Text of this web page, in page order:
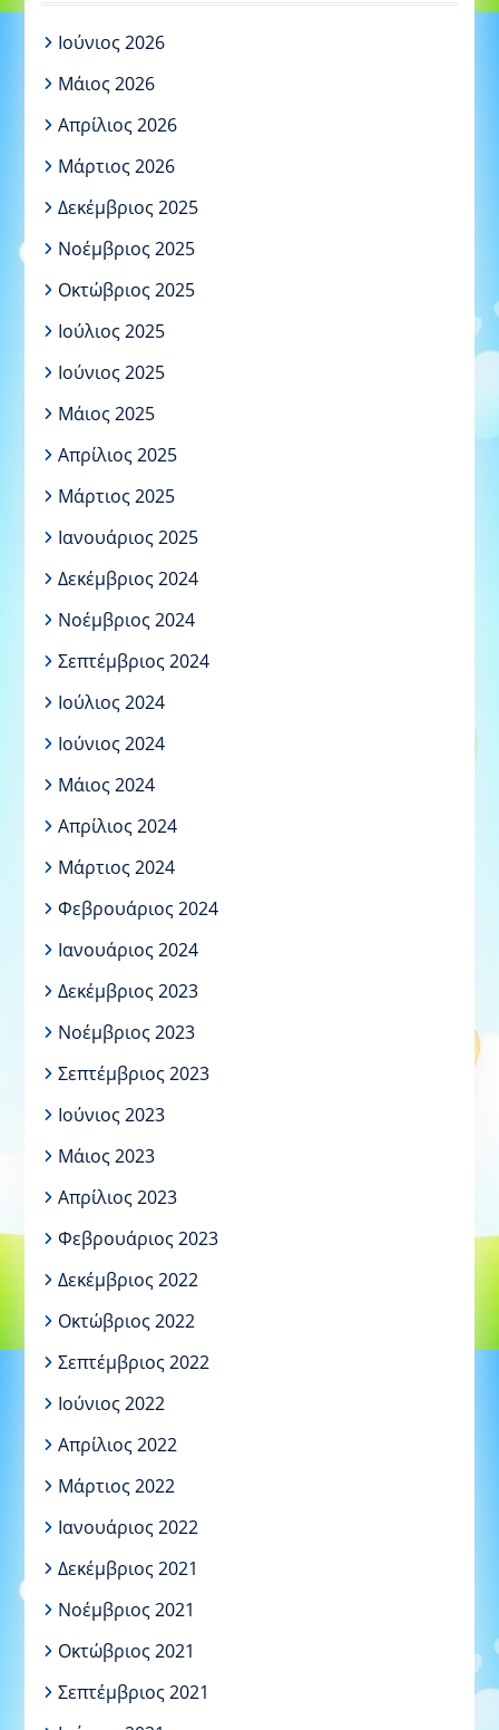
Ιούνιος 2026
Μάιος 2026
Απρίλιος 2026
Μάρτιος 2026
Δεκέμβριος 2025
Νοέμβριος 2025
Οκτώβριος 2025
Ιούλιος 2025
Ιούνιος 2025
Μάιος 2025
Απρίλιος 2025
Μάρτιος 2025
Ιανουάριος 2025
Δεκέμβριος 2024
Νοέμβριος 2024
Σεπτέμβριος 2024
Ιούλιος 2024
Ιούνιος 2024
Μάιος 2024
Απρίλιος 2024
Μάρτιος 2024
Φεβρουάριος 2024
Ιανουάριος 2024
Δεκέμβριος 2023
Νοέμβριος 2023
Σεπτέμβριος 2023
Ιούνιος 2023
Μάιος 2023
Απρίλιος 2023
Φεβρουάριος 2023
Δεκέμβριος 2022
Οκτώβριος 2022
Σεπτέμβριος 2022
Ιούνιος 2022
Απρίλιος 2022
Μάρτιος 2022
Ιανουάριος 2022
Δεκέμβριος 2021
Νοέμβριος 2021
Οκτώβριος 2021
Σεπτέμβριος 2021